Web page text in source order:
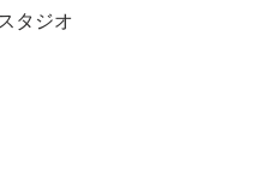
タジオ